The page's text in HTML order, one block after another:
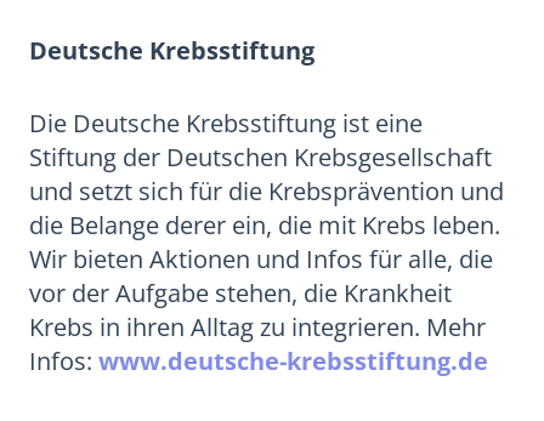
Deutsche Krebsstiftung
Die Deutsche Krebsstiftung ist eine
Stiftung der Deutschen Krebsgesellschaft
und setzt sich für die Krebsprävention und
die Belange derer ein, die mit Krebs leben.
Wir bieten Aktionen und Infos für alle, die
vor der Aufgabe stehen, die Krankheit
Krebs in ihren Alltag zu integrieren. Mehr
Infos: www.deutsche-krebsstiftung.de